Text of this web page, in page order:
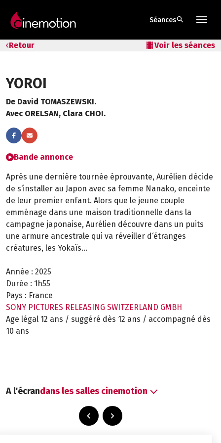
Séancessearch
Retour local_movies Voir les séances
YOROI
De David TOMASZEWSKI.
Avec ORELSAN, Clara CHOI.
Bande annonce
Après une dernière tournée éprouvante, Aurélien décide
de s‘installer au Japon avec sa femme Nanako, enceinte
de leur premier enfant. Alors que le jeune couple
emménage dans une maison traditionnelle dans la
campagne japonaise, Aurélien découvre dans un puits
une armure ancestrale qui va réveiller d‘étranges
créatures, les Yokaïs...
Année : 2025
Durée : 1h55
Pays : France
SONY PICTURES RELEASING SWITZERLAND GMBH
Age légal 12 ans / suggéré dès 12 ans / accompagné dès
10 ans
A l'écrandans les salles cinemotion
Bons cadeaux
Bons plans
Programmes spéciaux